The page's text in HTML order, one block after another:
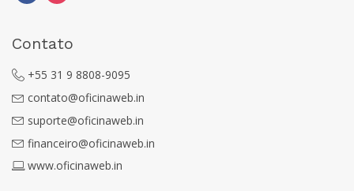
Contato
+55 31 9 8808-9095
contato@oficinaweb.in
suporte@oficinaweb.in
financeiro@oficinaweb.in
www.oficinaweb.in